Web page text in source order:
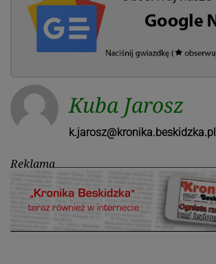
Kuba Jarosz
k.jarosz@kronika.beskidzka.pl
Reklama